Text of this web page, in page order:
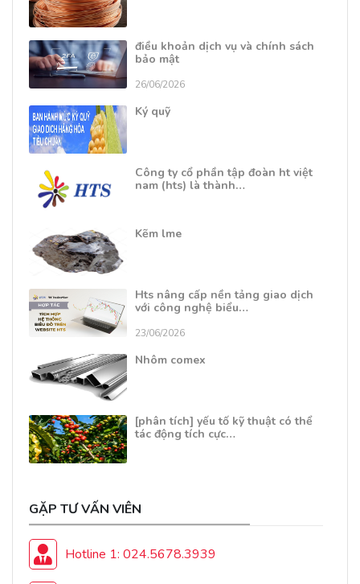
điều khoản dịch vụ và chính sách
bảo mật
26/06/2026
Ký quỹ
Công ty cổ phần tập đoàn ht việt
nam (hts) là thành…
Kẽm lme
Hts nâng cấp nền tảng giao dịch
với công nghệ biểu…
23/06/2026
Nhôm comex
[phân tích] yếu tố kỹ thuật có thể
tác động tích cực…
GẶP TƯ VẤN VIÊN
Hotline 1: 024.5678.3939